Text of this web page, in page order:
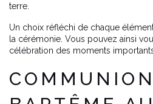
terre.
Un choix réfléchi de chaque
la cérémonie. Vous pouvez ainsi
célébration des moments